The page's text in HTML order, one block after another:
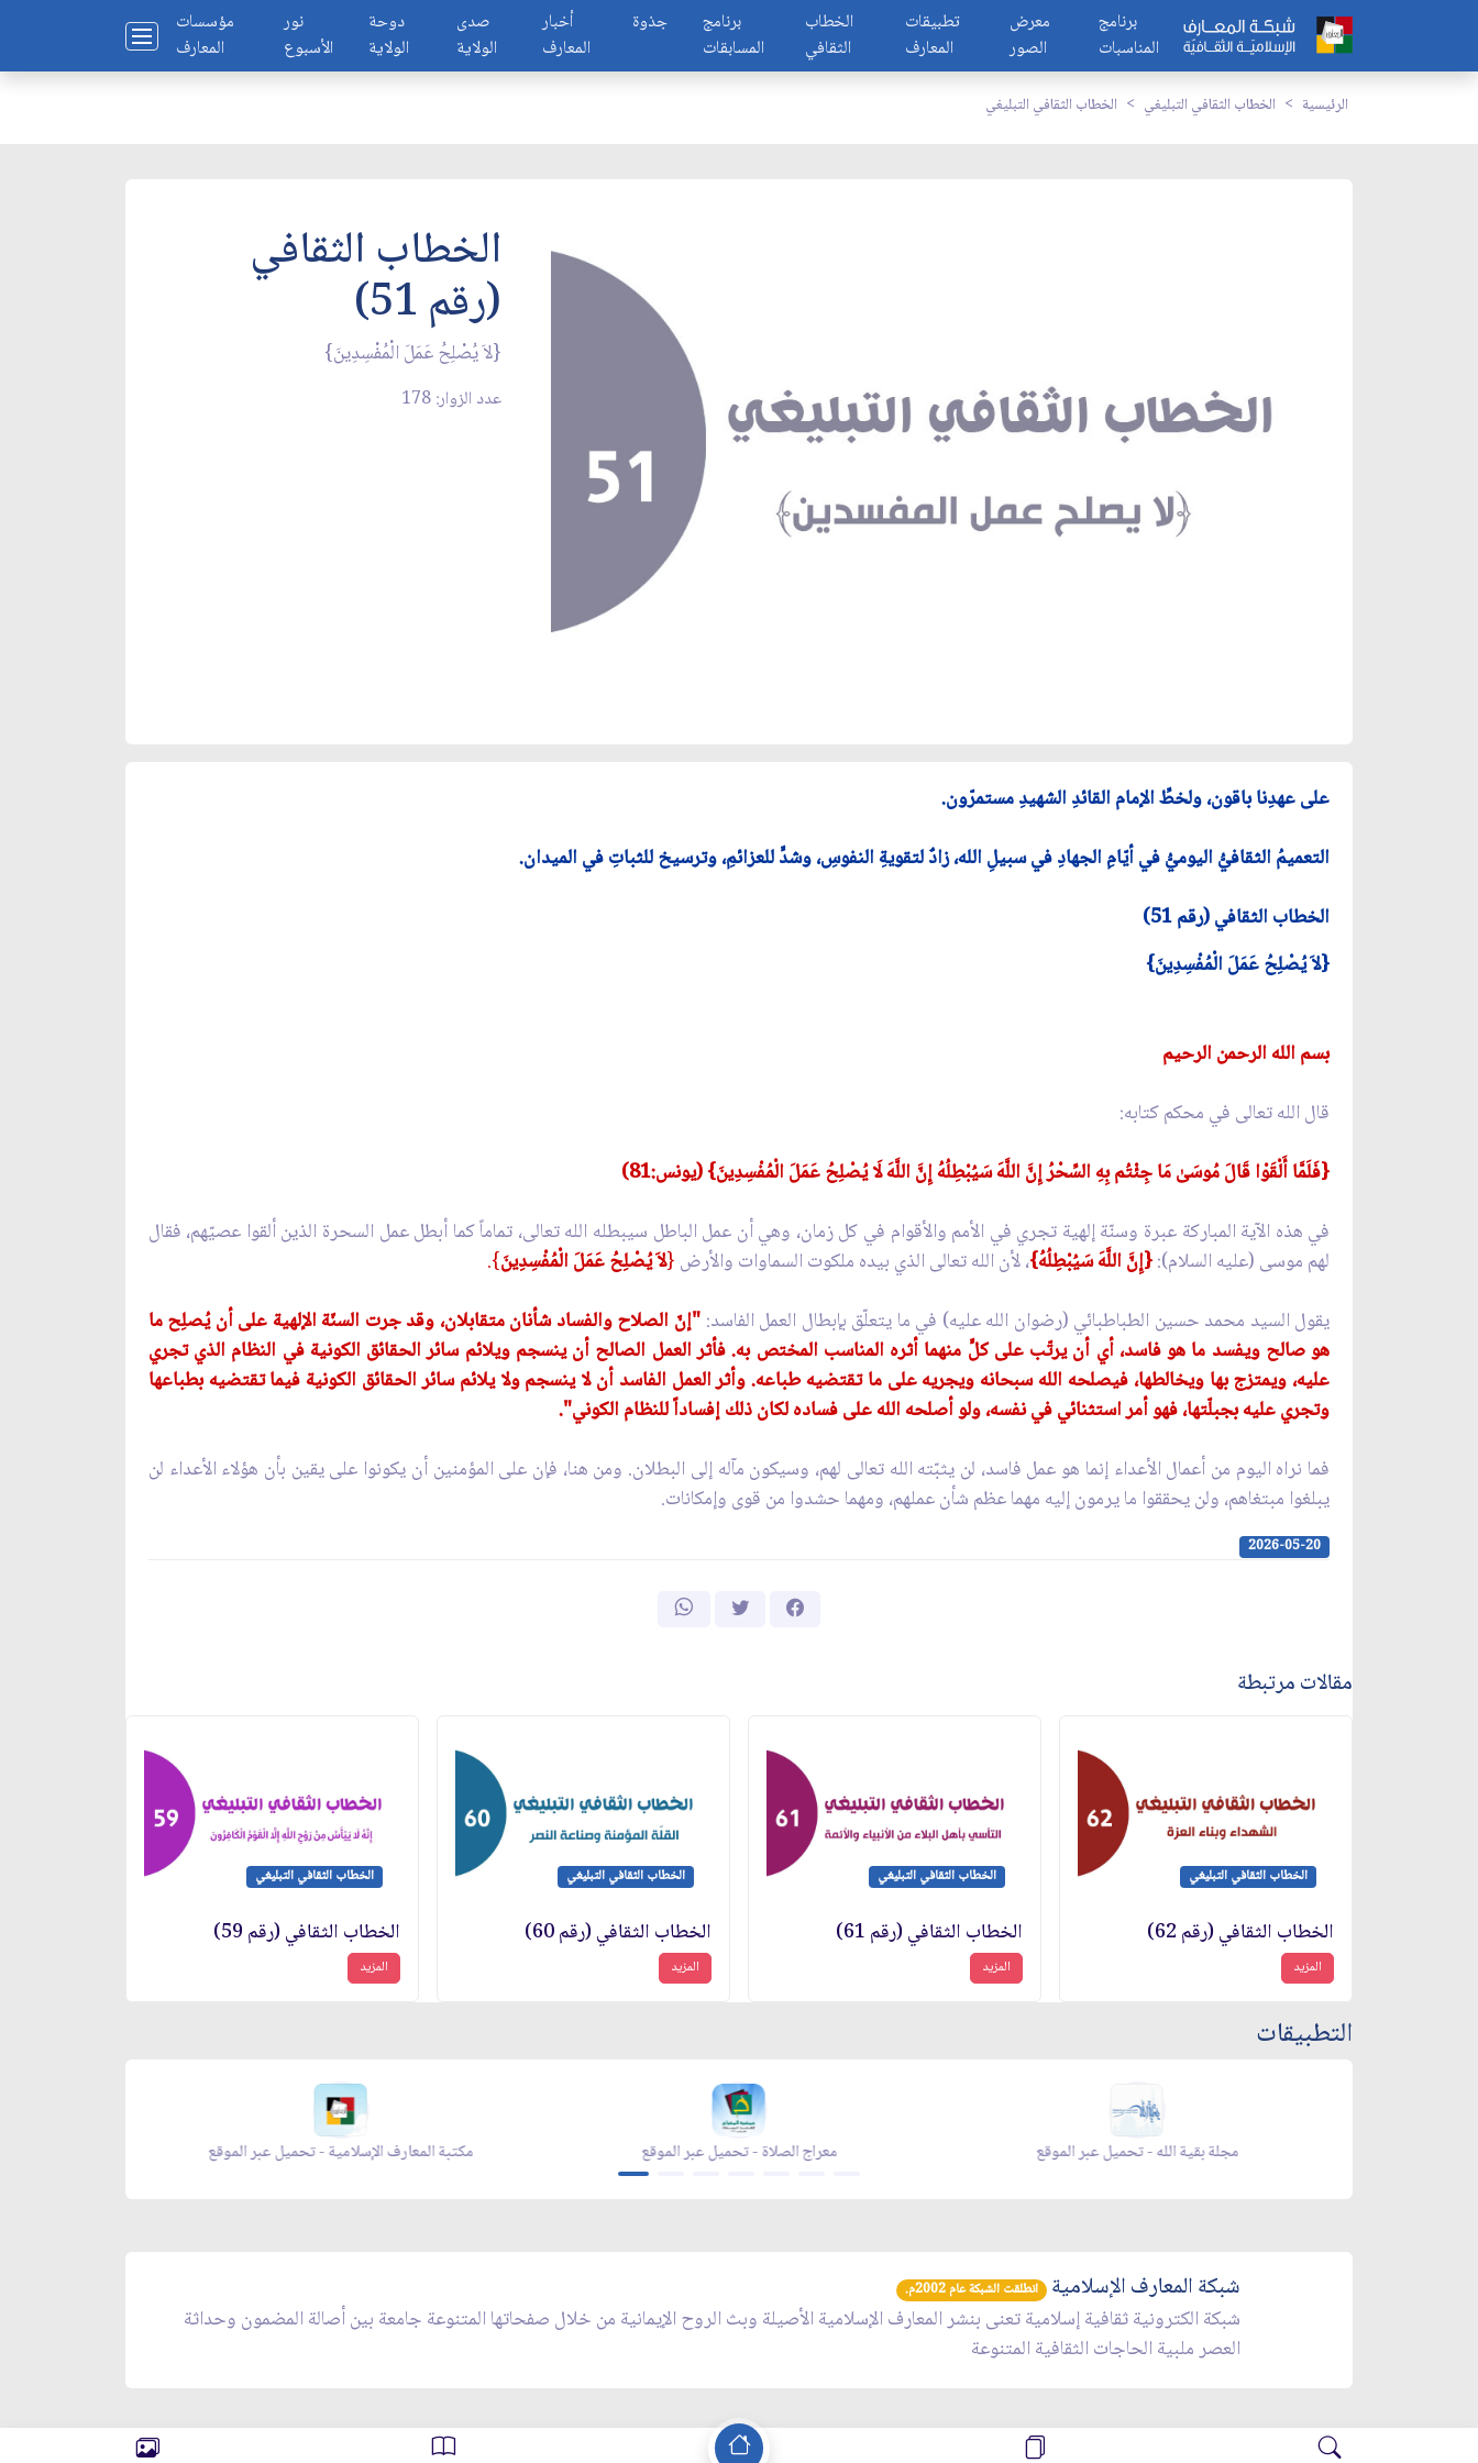
مؤسسات
المعارف
نور
الأسبوع
دوحة
الولاية
صدى
الولاية
أخبار
المعارف
جذوة
برنامج
المسابقات
الخطاب
الثقافي
تطبيقات
المعارف
معرض
الصور
برنامج
المناسبات
الرئيسية الخطاب الثقافي التبليغي الخطاب الثقافي التبليغي
الخطاب الثقافي
(رقم 51)
{لاَ يُصْلِحُ عَمَلَ الْمُفْسِدِينَ}
عدد الزوار: 178
على عهدِنا باقون، ولخطِّ الإمام القائدِ الشهيدِ مستمرّون.
التعميمُ الثقافيُّ اليوميُّ في أيّامِ الجهادِ في سبيلِ الله، زادٌ لتقويةِ النفوسِ، وشدٍّ للعزائمِ، وترسيخ للثباتِ في الميدان.
الخطاب الثقافي (رقم 51)
{لاَ يُصْلِحُ عَمَلَ الْمُفْسِدِينَ}
بسم الله الرحمن الرحيم
قال الله تعالى في محكم كتابه:
{فَلَمَّا أَلْقَوْا قَالَ مُوسَىٰ مَا جِئْتُم بِهِ السِّحْرُ إِنَّ اللَّهَ سَيُبْطِلُهُ إِنَّ اللَّهَ لَا يُصْلِحُ عَمَلَ الْمُفْسِدِينَ} (يونس:81)
في هذه الآية المباركة عبرة وسنّة إلهية تجري في الأمم والأقوام في كل زمان، وهي أن عمل الباطل سيبطله الله تعالى، تماماً كما أبطل عمل السحرة الذين ألقوا عصيّهم، فقال
لهم موسى (عليه السلام):{إِنَّ اللَّهَ سَيُبْطِلُهُ}، لأن الله تعالى الذي بيده ملكوت السماوات والأرض {لاَ يُصْلِحُ عَمَلَ الْمُفْسِدِينَ}.
يقول السيد محمد حسين الطباطبائي (رضوان الله عليه) في ما يتعلّق بإبطال العمل الفاسد:"إنّ الصلاح والفساد شأنان متقابلان، وقد جرت السنّة الإلهية على أن يُصلِح ما
هو صالح ويفسد ما هو فاسد، أي أن يرتّب على كلٍّ منهما أثره المناسب المختص به. فأثر العمل الصالح أن ينسجم ويلائم سائر الحقائق الكونية في النظام الذي تجري
عليه، ويمتزج بها ويخالطها، فيصلحه الله سبحانه ويجريه على ما تقتضيه طباعه. وأثر العمل الفاسد أن لا ينسجم ولا يلائم سائر الحقائق الكونية فيما تقتضيه بطباعها
وتجري عليه بجبلّتها، فهو أمر استثنائي في نفسه، ولو أصلحه الله على فساده لكان ذلك إفساداً للنظام الكوني".
فما نراه اليوم من أعمال الأعداء إنما هو عمل فاسد، لن يثبّته الله تعالى لهم، وسيكون مآله إلى البطلان. ومن هنا، فإن على المؤمنين أن يكونوا على يقين بأن هؤلاء الأعداء لن
يبلغوا مبتغاهم، ولن يحققوا ما يرمون إليه مهما عظم شأن عملهم، ومهما حشدوا من قوى وإمكانات.
2026-05-20
مقالات مرتبطة
الخطاب الثقافي التبليغي
الخطاب الثقافي (رقم 62)
المزيد
الخطاب الثقافي التبليغي
الخطاب الثقافي (رقم 61)
المزيد
الخطاب الثقافي التبليغي
الخطاب الثقافي (رقم 60)
المزيد
الخطاب الثقافي التبليغي
الخطاب الثقافي (رقم 59)
المزيد
التطبيقات
مكتبة المعارف الإسلامية - تحميل معراج الصلاة - تحميل عبر الموقع مجلة بقية الله - تحميل عبر الموقع زاد شهر رمضان - تحميل عبر الموقع
شبكة المعارف الإسلامية انطلقت الشبكة عام 2002م.
شبكة الكترونية ثقافية إسلامية تعنى بنشر المعارف الإسلامية الأصيلة وبث الروح الإيمانية من خلال صفحاتها المتنوعة جامعة بين أصالة المضمون وحداثة
العصر ملبية الحاجات الثقافية المتنوعة